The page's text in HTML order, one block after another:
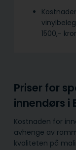
1500,-
Priser for
innendørs i
Kostnaden for
avhenge av
kvaliteten på